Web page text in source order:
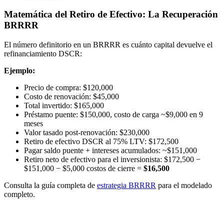
Matemática del Retiro de Efectivo: La Recuperación
BRRRR
El número definitorio en un BRRRR es cuánto capital devuelve el
refinanciamiento DSCR:
Ejemplo:
Precio de compra: $120,000
Costo de renovación: $45,000
Total invertido: $165,000
Préstamo puente: $150,000, costo de carga ~$9,000 en 9
meses
Valor tasado post-renovación: $230,000
Retiro de efectivo DSCR al 75% LTV: $172,500
Pagar saldo puente + intereses acumulados: ~$151,000
Retiro neto de efectivo para el inversionista: $172,500 −
$151,000 − $5,000 costos de cierre = $16,500
Consulta la guía completa de estrategia BRRRR para el modelado
completo.